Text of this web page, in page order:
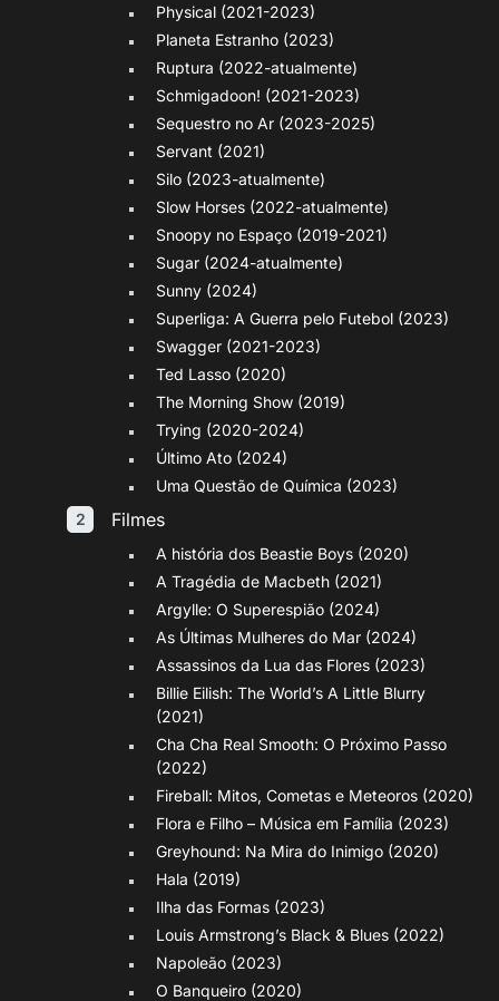
Physical (2021-2023)
Planeta Estranho (2023)
Ruptura (2022-atualmente)
Schmigadoon! (2021-2023)
Sequestro no Ar (2023-2025)
Servant (2021)
Silo (2023-atualmente)
Slow Horses (2022-atualmente)
Snoopy no Espaço (2019-2021)
Sugar (2024-atualmente)
Sunny (2024)
Superliga: A Guerra pelo Futebol (2023)
Swagger (2021-2023)
Ted Lasso (2020)
The Morning Show (2019)
Trying (2020-2024)
Último Ato (2024)
Uma Questão de Química (2023)
Filmes
A história dos Beastie Boys (2020)
A Tragédia de Macbeth (2021)
Argylle: O Superespião (2024)
As Últimas Mulheres do Mar (2024)
Assassinos da Lua das Flores (2023)
Billie Eilish: The World’s A Little Blurry
(2021)
Cha Cha Real Smooth: O Próximo Passo
(2022)
Fireball: Mitos, Cometas e Meteoros (2020)
Flora e Filho – Música em Família (2023)
Greyhound: Na Mira do Inimigo (2020)
Hala (2019)
Ilha das Formas (2023)
Louis Armstrong’s Black & Blues (2022)
Napoleão (2023)
O Banqueiro (2020)